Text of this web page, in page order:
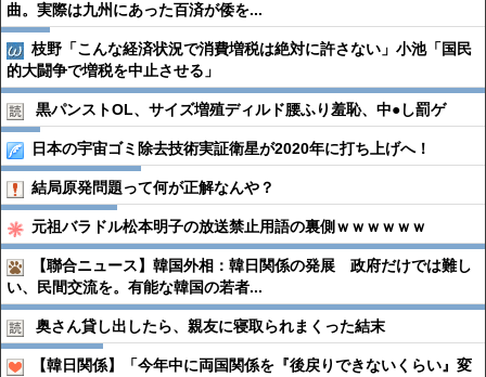
曲。実際は九州にあった百済が倭を...
枝野「こんな経済状況で消費増税は絶対に許さない」小池「国民
的大闘争で増税を中止させる」
黒パンストOL、サイズ増殖ディルド腰ふり羞恥、中●︎し罰ゲ
日本の宇宙ゴミ除去技術実証衛星が2020年に打ち上げへ！
結局原発問題って何が正解なんや？
元祖バラドル松本明子の放送禁止用語の裏側ｗｗｗｗｗｗ
【聯合ニュース】韓国外相：韓日関係の発展 政府だけでは難し
い、民間交流を。有能な韓国の若者...
奥さん貸し出したら、親友に寝取られまくった結末
【韓日関係】「今年中に両国関係を『後戻りできないくらい』変